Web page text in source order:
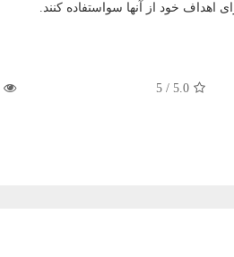
اهداف خود از آنها سواستفاده كنند.
5.0
/
5